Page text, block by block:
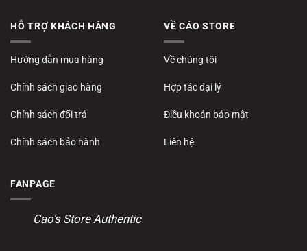
HỖ TRỢ KHÁCH HÀNG
Hướng dẫn mua hàng
Chính sách giao hàng
Chính sách đổi trả
Chính sách bảo hành
VỀ CÁO STORE
Về chúng tôi
Hợp tác đại lý
Điều khoản bảo mật
Liên hệ
FANPAGE
Cao's Store Authentic